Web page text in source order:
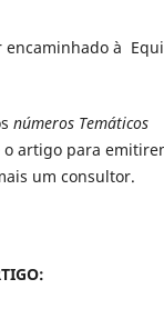
encaminhado à
números Temáticos
o artigo para
um consultor.